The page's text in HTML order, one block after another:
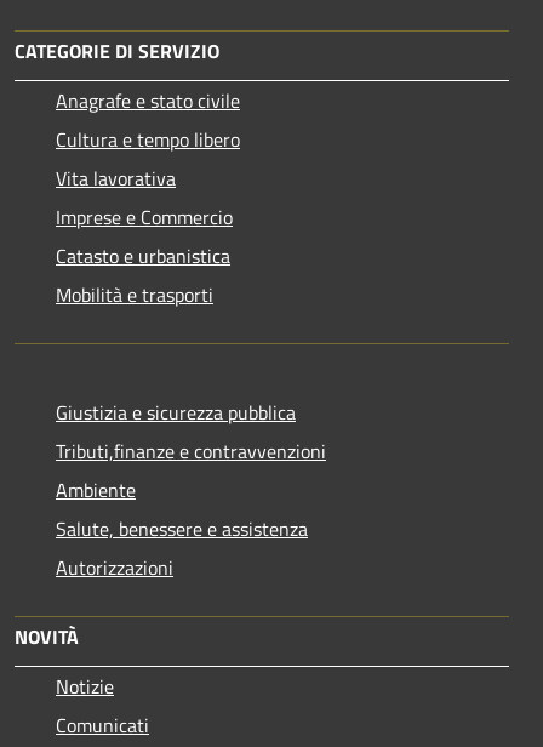
CATEGORIE DI SERVIZIO
Anagrafe e stato civile
Cultura e tempo libero
Vita lavorativa
Imprese e Commercio
Catasto e urbanistica
Mobilità e trasporti
Giustizia e sicurezza pubblica
Tributi,finanze e contravvenzioni
Ambiente
Salute, benessere e assistenza
Autorizzazioni
NOVITÀ
Notizie
Comunicati